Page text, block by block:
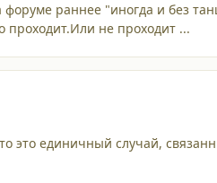
раннее "иногда и без
проходит.Или не проходит ...
единичный случай,